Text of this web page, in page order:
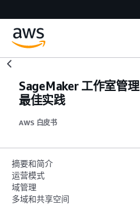
SageMaker 工作室管理
最佳实践
AWS 白皮书
摘要和简介
运营模式
域管理
多域和共享空间